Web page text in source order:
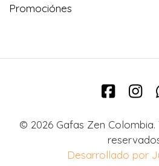
Promociónes
© 2026 Gafas Zen
Desarrollado por